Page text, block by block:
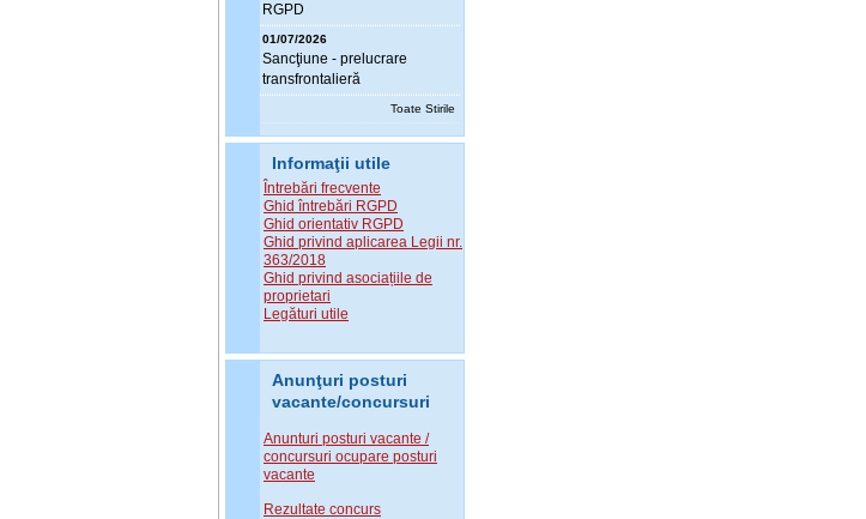
RGPD
01/07/2026
Sancţiune - prelucrare
transfrontalieră
Toate Stirile
Informaţii utile
Întrebări frecvente
Ghid întrebări RGPD
Ghid orientativ RGPD
Ghid privind aplicarea Legii nr.
363/2018
Ghid privind asociațiile de
proprietari
Legături utile
Anunţuri posturi
vacante/concursuri
Anunturi posturi vacante /
concursuri ocupare posturi
vacante
Rezultate concurs